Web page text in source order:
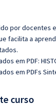
por docentes
facilita a
em PDF:
em PDFs
curso